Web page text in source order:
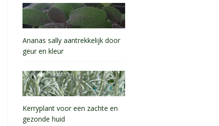
Ananas sally aantrekkelijk door
geur en kleur
Kerryplant voor een zachte en
gezonde huid